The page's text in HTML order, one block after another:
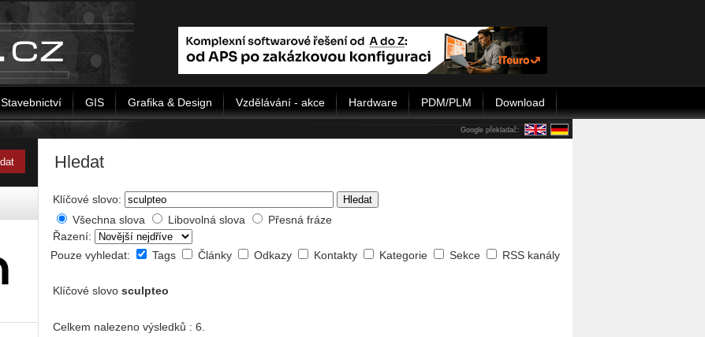
Stavebnictví GIS Grafika & Design Vzdělávání - akce Hardware PDM/PLM Download
Google překladač:
Hledat
Klíčové slovo: Hledat
Všechna slova Libovolná slova
Přesná fráze
Řazení:
Pouze vyhledat:
Tags Články Odkazy Kontakty Kategorie Sekce RSS kanály
Klíčové slovo sculpteo
Celkem nalezeno výsledků : 6.